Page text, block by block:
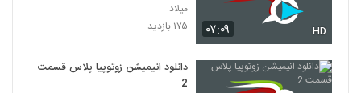
۰۷:۰۹ HD
میلاد
۱۷۵ بازدید
دانلود انیمیشن زوتوپیا پلاس قسمت
2